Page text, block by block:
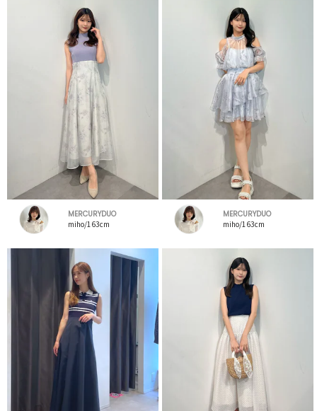
MERCURYDUO
miho/163cm
MERCURYDUO
miho/163cm